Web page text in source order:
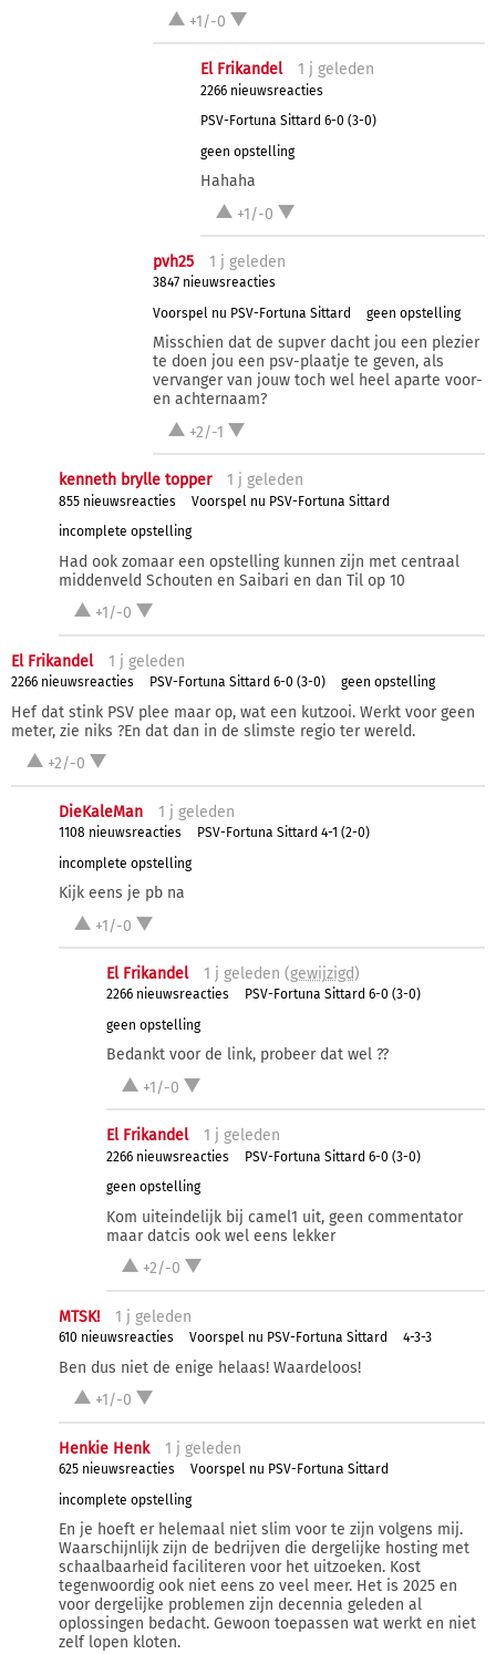
+1/-0
El Frikandel 1 j geleden
2266 nieuwsreacties
PSV-Fortuna Sittard 6-0 (3-0)
geen opstelling
Hahaha
+1/-0
pvh25 1 j geleden
3847 nieuwsreacties
Voorspel nu PSV-Fortuna Sittard
geen opstelling
Misschien dat de supver dacht jou een plezier
te doen jou een psv-plaatje te geven, als
vervanger van jouw toch wel heel aparte voor-
en achternaam?
+2/-1
kenneth brylle topper 1 j geleden
855 nieuwsreacties
Voorspel nu PSV-Fortuna Sittard
incomplete opstelling
Had ook zomaar een opstelling kunnen zijn met centraal
middenveld Schouten en Saibari en dan Til op 10
+1/-0
El Frikandel 1 j geleden
2266 nieuwsreacties PSV-Fortuna Sittard 6-0 (3-0) geen opstelling
Hef dat stink PSV plee maar op, wat een kutzooi. Werkt voor geen
meter, zie niks ?En dat dan in de slimste regio ter wereld.
+2/-0
DieKaleMan 1 j geleden
1108 nieuwsreacties
PSV-Fortuna Sittard 4-1 (2-0)
incomplete opstelling
Kijk eens je pb na
+1/-0
El Frikandel 1 j geleden (gewijzigd)
2266 nieuwsreacties
PSV-Fortuna Sittard 6-0 (3-0)
geen opstelling
Bedankt voor de link, probeer dat wel ??
+1/-0
El Frikandel 1 j geleden
2266 nieuwsreacties
PSV-Fortuna Sittard 6-0 (3-0)
geen opstelling
Kom uiteindelijk bij camel1 uit, geen commentator
maar datcis ook wel eens lekker
+2/-0
MTSK! 1 j geleden
610 nieuwsreacties Voorspel nu PSV-Fortuna Sittard 4-3-3
Ben dus niet de enige helaas! Waardeloos!
+1/-0
Henkie Henk 1 j geleden
625 nieuwsreacties
Voorspel nu PSV-Fortuna Sittard
incomplete opstelling
En je hoeft er helemaal niet slim voor te zijn volgens mij.
Waarschijnlijk zijn de bedrijven die dergelijke hosting met
schaalbaarheid faciliteren voor het uitzoeken. Kost
tegenwoordig ook niet eens zo veel meer. Het is 2025 en
voor dergelijke problemen zijn decennia geleden al
oplossingen bedacht. Gewoon toepassen wat werkt en niet
zelf lopen kloten.